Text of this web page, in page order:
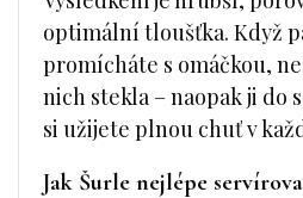
optimální tloušťka. Když
promícháte s omáčkou,
nich stekla – naopak ji do
si užijete plnou chuť v
Jak Šurle nejlépe